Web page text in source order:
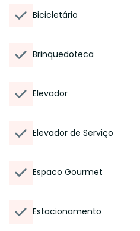
Bicicletário
Brinquedoteca
Elevador
Elevador de Serviço
Espaco Gourmet
Estacionamento